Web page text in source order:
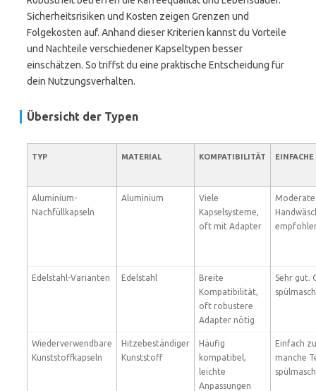
Sicherheitsrisiken und Kosten zeigen Grenzen und
Folgekosten auf. Anhand dieser Kriterien kannst du Vorteile
und Nachteile verschiedener Kapseltypen besser
einschätzen. So triffst du eine praktische Entscheidung für
dein Nutzungsverhalten.
Übersicht der Typen
TYP MATERIAL KOMPATIBILITÄT
Aluminium-
Nachfüllkapseln
Aluminium
Viele
Kapselsysteme,
oft mit Adapter
Moderate
Edelstahl-Varianten Edelstahl
Breite
Kompatibilität,
oft robustere
Adapter nötig
Sehr gut.
Wiederverwendbare
Kunststoffkapseln
Hitzebeständiger
Kunststoff
Häufig
kompatibel,
leichte
Anpassungen
Einfach
manche